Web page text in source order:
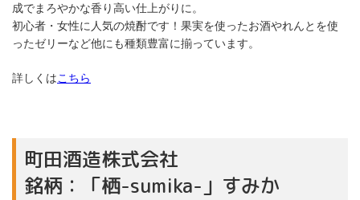
成でまろやかな香り高い仕上がりに。
初心者・女性に人気の焼酎です！果実を使ったお酒やれんとを使
ったゼリーなど他にも種類豊富に揃っています。
詳しくはこちら
町田酒造株式会社
銘柄：「栖-sumika-」すみか